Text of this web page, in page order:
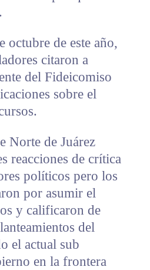
octubre de este año,
citaron a
del Fideicomiso
sobre el
Norte de Juárez
reacciones de crítica
políticos pero los
por asumir el
y calificaron de
del
el actual sub
en la frontera